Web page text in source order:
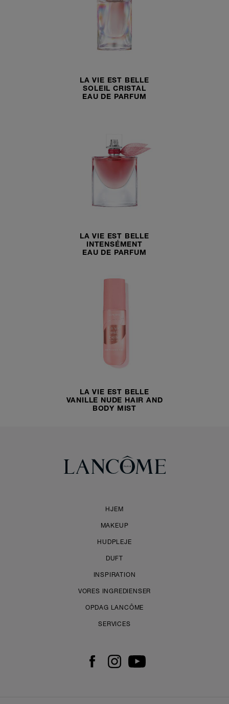
LA VIE EST BELLE
SOLEIL CRISTAL
EAU DE PARFUM
LA VIE EST BELLE
INTENSÉMENT
EAU DE PARFUM
LA VIE EST BELLE
VANILLE NUDE HAIR AND
BODY MIST
HJEM
MAKEUP
HUDPLEJE
DUFT
INSPIRATION
VORES INGREDIENSER
OPDAG LANCÔME
SERVICES